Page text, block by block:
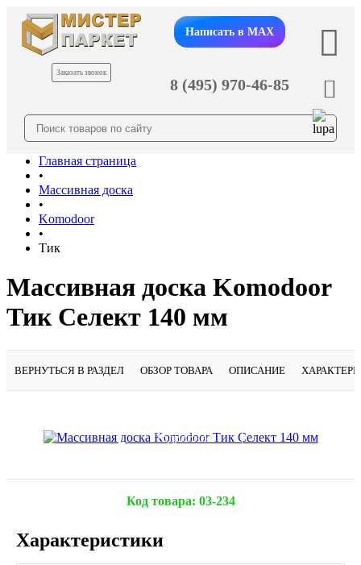
Заказать звонок
Написать в MAX
8 (495) 970-46-85
Главная страница
•
Массивная доска
•
Komodoor
•
Тик
Массивная доска Komodoor
Тик Селект 140 мм
ВЕРНУТЬСЯ В РАЗДЕЛ ОБЗОР ТОВАРА ОПИСАНИЕ
Подробнее
Код товара: 03-234
Характеристики